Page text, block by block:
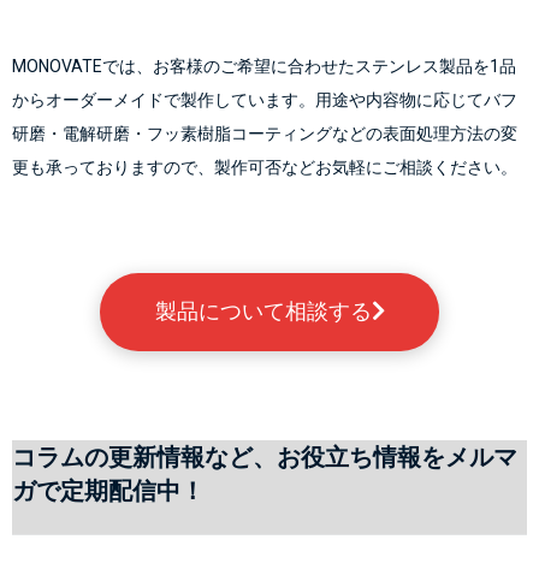
MONOVATEでは、お客様のご希望に合わせたステンレス製品を1品
からオーダーメイドで製作しています。用途や内容物に応じてバフ
研磨 ・ 電解研磨 ・ フッ素樹脂コーティングなどの表面処理方法の変
更も承っておりますので、製作可否などお気軽にご相談ください。
製品について相談する
コラムの更新情報など、お役立ち情報をメルマ
ガで定期配信中！